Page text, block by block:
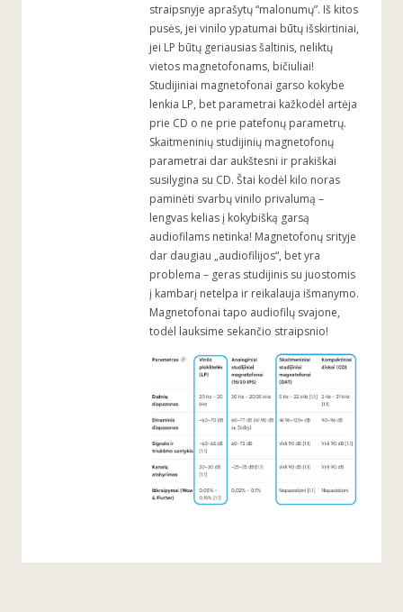
straipsnyje aprašytų “malonumų”. Iš kitos
pusės, jei vinilo ypatumai būtų išskirtiniai,
jei LP būtų geriausias šaltinis, neliktų
vietos magnetofonams, bičiuliai!
Studijiniai magnetofonai garso kokybe
lenkia LP, bet parametrai kažkodėl artėja
prie CD o ne prie patefonų parametrų.
Skaitmeninių studijinių magnetofonų
parametrai dar aukštesni ir prakiškai
susilygina su CD. Štai kodėl kilo noras
paminėti svarbų vinilo privalumą –
lengvas kelias į kokybišką garsą
audiofilams netinka! Magnetofonų srityje
dar daugiau „audiofilijos“, bet yra
problema – geras studijinis su juostomis
į kambarį netelpa ir reikalauja išmanymo.
Magnetofonai tapo audiofilų svajone,
todėl lauksime sekančio straipsnio!